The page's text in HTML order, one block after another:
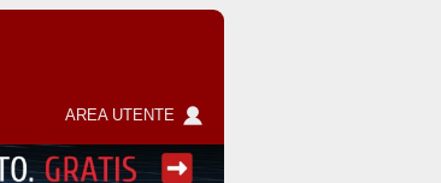
AREA UTENTE